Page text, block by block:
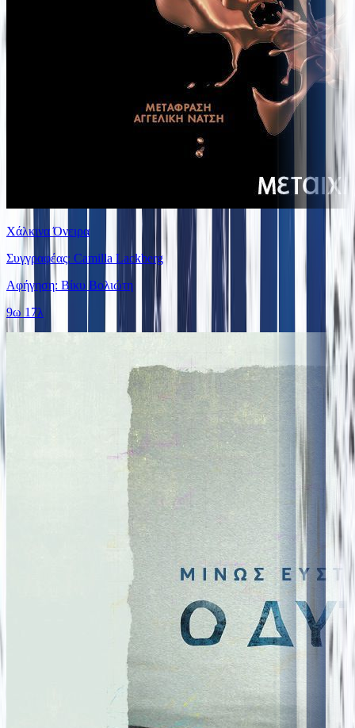
Χάλκινα Όνειρα
Συγγραφέας: Camilla Lackberg
Αφήγηση: Βίκυ Βολιώτη
9ω 17λ